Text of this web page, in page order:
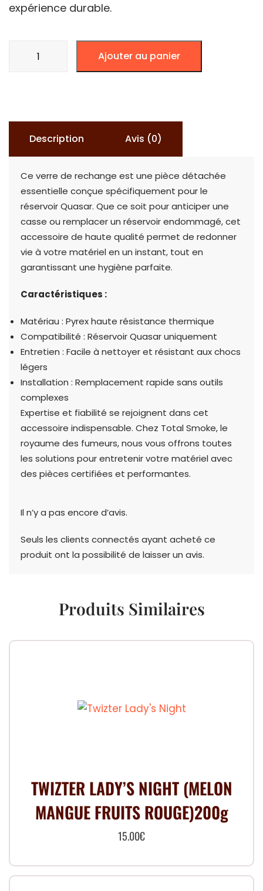
expérience durable.
Ajouter au panier
Description Avis (0)
Ce verre de rechange est une pièce détachée
essentielle conçue spécifiquement pour le
réservoir Quasar. Que ce soit pour anticiper une
casse ou remplacer un réservoir endommagé, cet
accessoire de haute qualité permet de redonner
vie à votre matériel en un instant, tout en
garantissant une hygiène parfaite.
Caractéristiques :
Matériau : Pyrex haute résistance thermique
Compatibilité : Réservoir Quasar uniquement
Entretien : Facile à nettoyer et résistant aux chocs
légers
Installation : Remplacement rapide sans outils
complexes
Expertise et fiabilité se rejoignent dans cet
accessoire indispensable. Chez Total Smoke, le
royaume des fumeurs, nous vous offrons toutes
les solutions pour entretenir votre matériel avec
des pièces certifiées et performantes.
Il n’y a pas encore d’avis.
Seuls les clients connectés ayant acheté ce
produit ont la possibilité de laisser un avis.
Produits Similaires
TWIZTER LADY’S NIGHT (MELON
MANGUE FRUITS ROUGE)200g
15.00€